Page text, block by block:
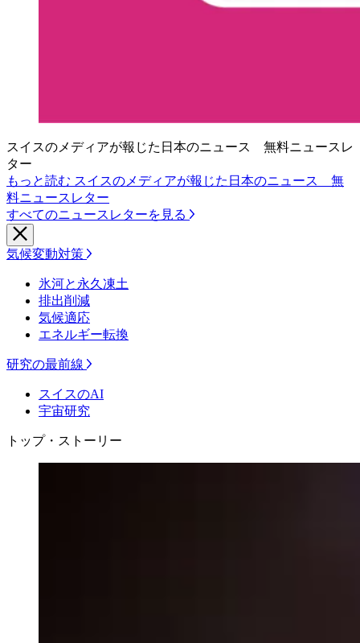
スイスのメディアが報じた日本のニュース 無料ニュースレ
ター
もっと読む スイスのメディアが報じた日本のニュース 無
料ニュースレター
すべてのニュースレターを見る
気候変動対策
氷河と永久凍土
排出削減
気候適応
エネルギー転換
研究の最前線
スイスのAI
宇宙研究
トップ・ストーリー